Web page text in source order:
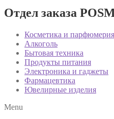
Отдел заказа
Косметика и парфюмерия
Алкоголь
Бытовая техника
Продукты питания
Электроника и гаджеты
Фармацевтика
Ювелирные изделия
Menu